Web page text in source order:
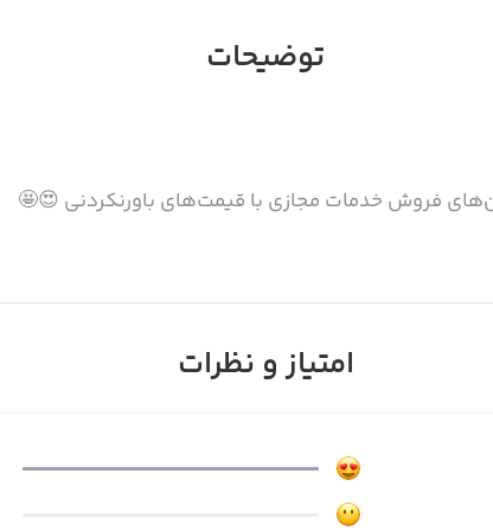
توضیحات
فروش خدمات مجازی با قیمت‌های باورنکردنی 😍🤩
امتیاز و نظرات